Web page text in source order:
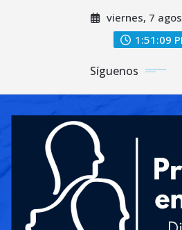
viernes, 7
1:51:11
Síguenos